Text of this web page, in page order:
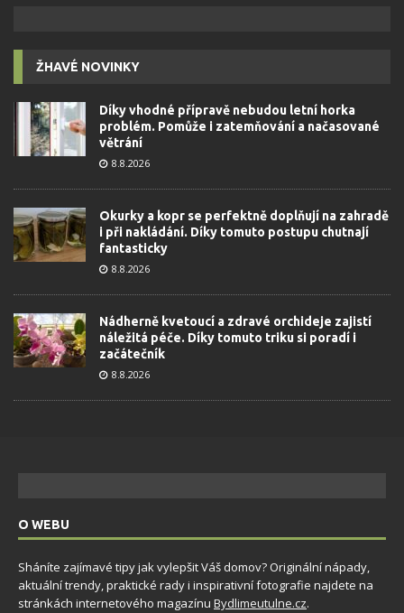
ŽHAVÉ NOVINKY
Díky vhodné přípravě nebudou letní horka
problém. Pomůže i zatemňování a načasované
větrání
8.8.2026
Okurky a kopr se perfektně doplňují na zahradě
i při nakládání. Díky tomuto postupu chutnají
fantasticky
8.8.2026
Nádherně kvetoucí a zdravé orchideje zajistí
náležitá péče. Díky tomuto triku si poradí i
začátečník
8.8.2026
O WEBU
Sháníte zajímavé tipy jak vylepšit Váš domov? Originální nápady,
aktuální trendy, praktické rady i inspirativní fotografie najdete na
stránkách internetového magazínu Bydlimeutulne.cz.